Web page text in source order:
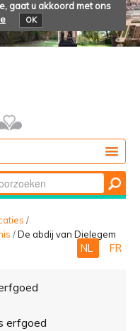
gaat u akkoord met ons
OK
/
/De abdij van Dielegem
NL FR
erfgoed